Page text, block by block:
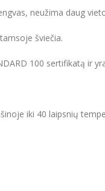
neužima daug
šviečia.
100 sertifikatą ir
iki 40 laipsnių